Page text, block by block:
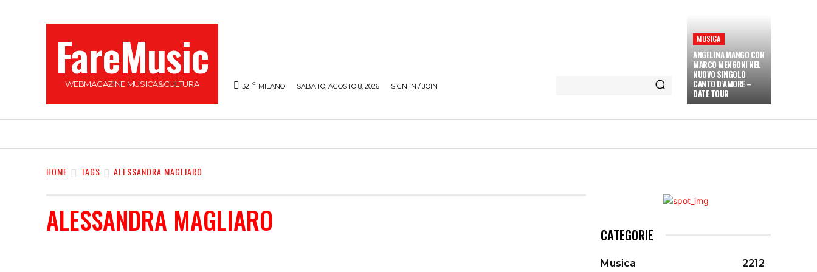
FareMusic
WEBMAGAZINE MUSICA&CULTURA 32 C MILANO SABATO, AGOSTO 8, 2026 SIGN IN / JOIN
MUSICA
ANGELINA MANGO CON
MARCO MENGONI NEL
NUOVO SINGOLO
CANTO D’AMORE –
DATE TOUR
HOME TAGS ALESSANDRA MAGLIARO
ALESSANDRA MAGLIARO CATEGORIE
Musica
2212